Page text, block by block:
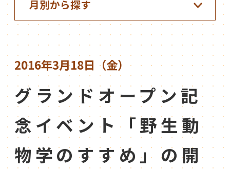
2016年3月18日（金）
グランドオープン記
念イベント「野生動
物学のすすめ」の開